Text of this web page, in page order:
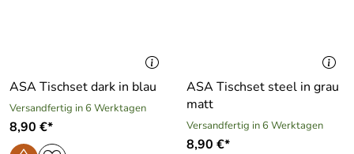
ASA Tischset dark in blau
Versandfertig in 6 Werktagen
8,90 €*
ASA Tischset steel in grau
matt
Versandfertig in 6 Werktagen
8,90 €*